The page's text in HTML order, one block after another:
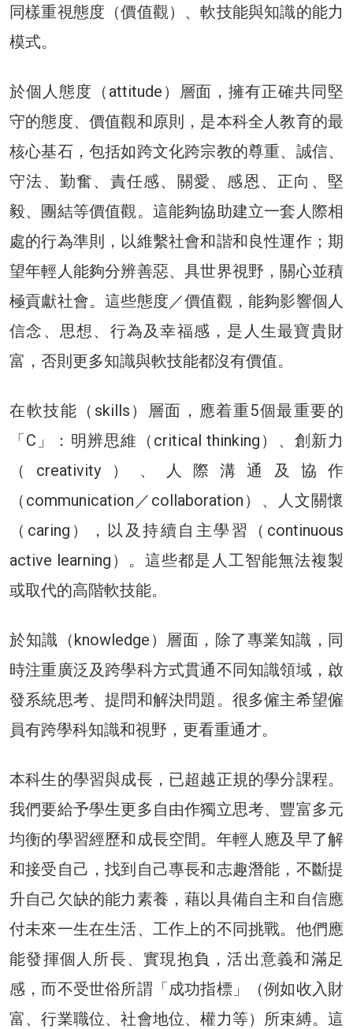
同樣重視態度（價值觀）、軟技能與知識的能力
模式。
於個人態度（attitude）層面，擁有正確共同堅
守的態度、價值觀和原則，是本科全人教育的最
核心基石，包括如跨文化跨宗教的尊重、誠信、
守法、勤奮、責任感、關愛、感恩、正向、堅
毅、團結等價值觀。這能夠協助建立一套人際相
處的行為準則，以維繫社會和諧和良性運作；期
望年輕人能夠分辨善惡、具世界視野，關心並積
極貢獻社會。這些態度／價值觀，能夠影響個人
信念、思想、行為及幸福感，是人生最寶貴財
富，否則更多知識與軟技能都沒有價值。
在軟技能（skills）層面，應着重5個最重要的
「C」：明辨思維（critical thinking）、創新力
（creativity）、人際溝通及協作
（communication／collaboration）、人文關懷
（caring），以及持續自主學習（continuous
active learning）。這些都是人工智能無法複製
或取代的高階軟技能。
於知識（knowledge）層面，除了專業知識，同
時注重廣泛及跨學科方式貫通不同知識領域，啟
發系統思考、提問和解決問題。很多僱主希望僱
員有跨學科知識和視野，更看重通才。
本科生的學習與成長，已超越正規的學分課程。
我們要給予學生更多自由作獨立思考、豐富多元
均衡的學習經歷和成長空間。年輕人應及早了解
和接受自己，找到自己專長和志趣潛能，不斷提
升自己欠缺的能力素養，藉以具備自主和自信應
付未來一生在生活、工作上的不同挑戰。他們應
能發揮個人所長、實現抱負，活出意義和滿足
感，而不受世俗所謂「成功指標」（例如收入財
富、行業職位、社會地位、權力等）所束縛。這